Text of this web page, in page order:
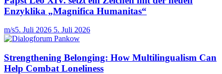
Enzyklika „Magnifica Humanitas“
m/s5. Juli 2026 5. Juli 2026
Strengthening Belonging: How Multilingualism Can
Help Combat Loneliness